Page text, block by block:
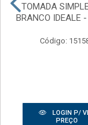
TOMADA
BRANCO IDEALE
Código:
LOGIN P/
PREÇO